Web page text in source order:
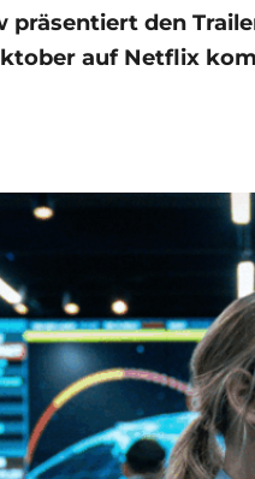
den
auf Netflix